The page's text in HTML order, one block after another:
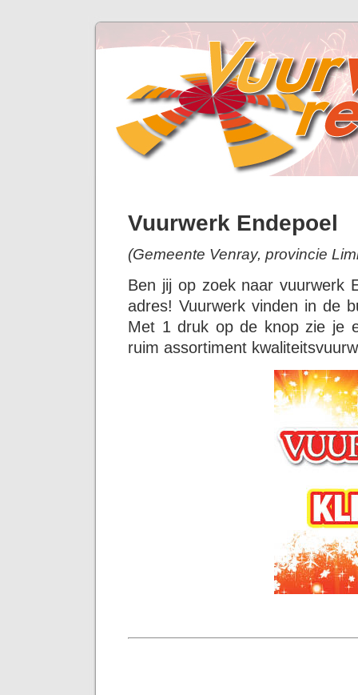
Vuurwerk Endepoel
(Gemeente Venray, provincie
Ben jij op zoek naar vuurwerk
adres! Vuurwerk vinden in de
Met 1 druk op de knop zie je
ruim assortiment